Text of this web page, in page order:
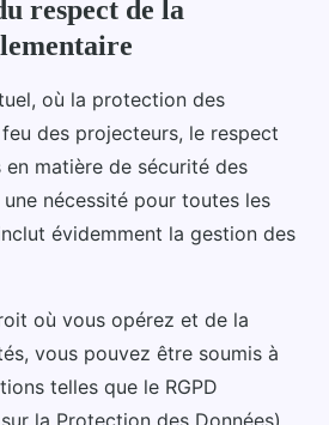
respect de la
où la protection des
des projecteurs, le respect
matière de sécurité des
nécessité pour toutes les
évidemment la gestion des
où vous opérez et de la
vous pouvez être soumis à
telles que le RGPD
la Protection des Données)